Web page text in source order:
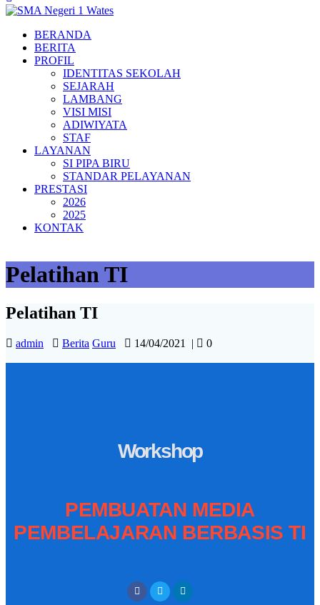
BERANDA
BERITA
PROFIL
IDENTITAS SEKOLAH
SEJARAH
LAMBANG
VISI MISI
ADIWIYATA
STAF
LAYANAN
SI PIPA BIRU
STANDAR PELAYANAN
PRESTASI
2026
2025
KONTAK
Pelatihan TI
Pelatihan TI
admin Berita Guru 14/04/2021 | 0
Workshop
PEMBUATAN MEDIA
PEMBELAJARAN BERBASIS TI